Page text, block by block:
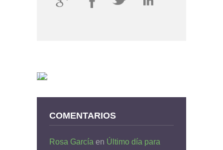
COMENTARIOS
Rosa García en Último día para